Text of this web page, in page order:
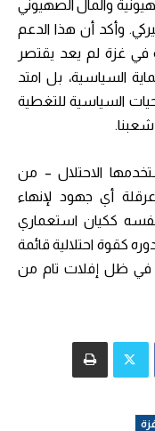
والمال الصهيوني
وأكد أن هذا الدعم
في غزة لم يعد يقتصر
السياسية، بل امتد
السياسية للتغطية
شعبنا.
الاحتلال – من
أي جهود لإنهاء
ككيان استعماري
كقوة احتلالية قائمة
في ظل إفلات تام من